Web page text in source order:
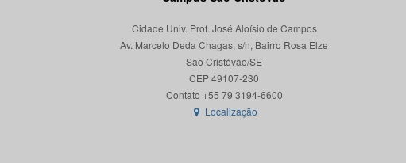
Cidade Univ. Prof. José Aloísio de Campos
Av. Marcelo Deda Chagas, s/n, Bairro Rosa Elze
São Cristóvão/SE
CEP 49107-230
Localização